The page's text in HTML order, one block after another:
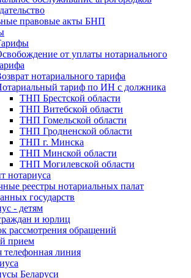
правовые акты БНП
от уплаты нотариального
нотариального тарифа
тариф по ИН с должника
ТНП Брестской области
ТНП Витебской области
ТНП Гомельской области
ТНП Гродненской области
ТНП г. Минска
ТНП Минской области
ТНП Могилевской области
нотариуса
реестры нотариальных палат
государств
- детям
и юрлиц
рассмотрения обращений
прием
телефонная линия
Беларуси